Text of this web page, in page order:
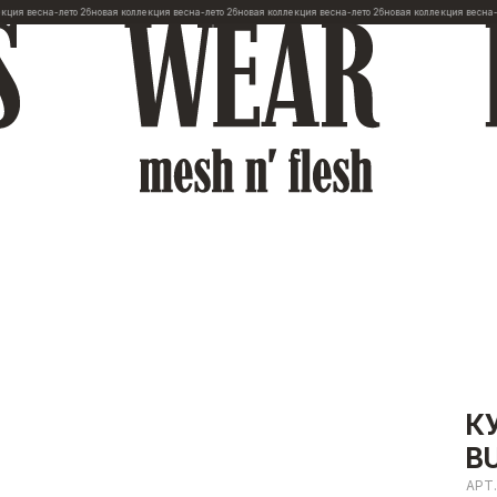
лето 26новая коллекция весна-лето 26новая коллекция весна-лето 26новая коллекция весна-лето 26
АРТ.